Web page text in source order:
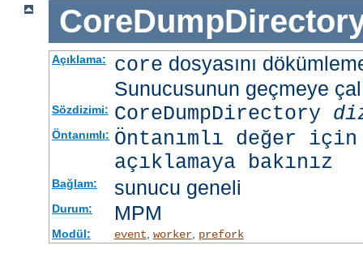
Açıklama: core dosyasını
Sunucusunun geçmeye
Sözdizimi: CoreDumpDirectory
Öntanımlı: Öntanımlı değer
açıklamaya bakınız
Bağlam: sunucu geneli
Durum: MPM
Modül: event worker, prefork